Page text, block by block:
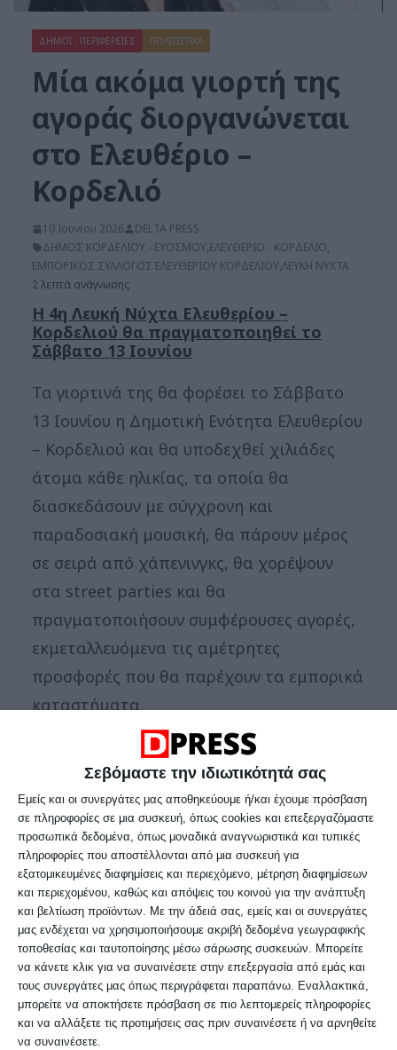
Σεβόμαστε την ιδιωτικότητά σας
Εμείς και οι συνεργάτες μας αποθηκεύουμε ή/και έχουμε πρόσβαση
σε πληροφορίες σε μια συσκευή, όπως cookies και επεξεργαζόμαστε
προσωπικά δεδομένα, όπως μοναδικά αναγνωριστικά και τυπικές
πληροφορίες που αποστέλλονται από μια συσκευή για
εξατομικευμένες διαφημίσεις και περιεχόμενο, μέτρηση διαφημίσεων
και περιεχομένου, καθώς και απόψεις του κοινού για την ανάπτυξη
και βελτίωση προϊόντων. Με την άδειά σας, εμείς και οι συνεργάτες
μας ενδέχεται να χρησιμοποιήσουμε ακριβή δεδομένα γεωγραφικής
τοποθεσίας και ταυτοποίησης μέσω σάρωσης συσκευών. Μπορείτε
να κάνετε κλικ για να συναινέσετε στην επεξεργασία από εμάς και
τους συνεργάτες μας όπως περιγράφεται παραπάνω. Εναλλακτικά,
μπορείτε να αποκτήσετε πρόσβαση σε πιο λεπτομερείς πληροφορίες
και να αλλάξετε τις προτιμήσεις σας πριν συναινέσετε ή να αρνηθείτε
να συναινέσετε.
ΔΗΜΟΙ - ΠΕΡΙΦΕΡΕΙΕΣ ΠΟΛΙΤΙΣΤΙΚΑ
Μία ακόμα γιορτή της
αγοράς διοργανώνεται
στο Ελευθέριο –
Κορδελιό
10 Ιουνίου 2026
DELTA PRESS
ΔΗΜΟΣ ΚΟΡΔΕΛΙΟΥ - ΕΥΟΣΜΟΥ,ΕΛΕΥΘΕΡΙΟ - ΚΟΡΔΕΛΙΟ,
ΕΜΠΟΡΙΚΟΣ ΣΥΛΛΟΓΟΣ ΕΛΕΥΘΕΡΙΟΥ ΚΟΡΔΕΛΙΟΥ,ΛΕΥΚΗ ΝΥΧΤΑ
2 λεπτά ανάγνωσης
Η 4η Λευκή Νύχτα Ελευθερίου –
Κορδελιού θα πραγματοποιηθεί το
Σάββατο 13 Ιουνίου
Τα γιορτινά της θα φορέσει το Σάββατο
13 Ιουνίου η Δημοτική Ενότητα Ελευθερίου
– Κορδελιού και θα υποδεχθεί χιλιάδες
άτομα κάθε ηλικίας, τα οποία θα
διασκεδάσουν με σύγχρονη και
παραδοσιακή μουσική, θα πάρουν μέρος
σε σειρά από χάπενινγκς, θα χορέψουν
στα street parties και θα
πραγματοποιήσουν συμφέρουσες αγορές,
εκμεταλλευόμενα τις αμέτρητες
προσφορές που θα παρέχουν τα εμπορικά
καταστήματα.
Η γιορτή της αγοράς, η Λευκή Νύχτα, η
οποία πραγματοποιείται για 4η συνεχή
χρονιά στο Ελευθέριο – Κορδελιό, πλέον
αποτελεί έναν πολύ επιτυχημένο θεσμό,
με τεράστιο αριθμό επισκεπτών κάθε
χρόνο και στις δύο δημοτικές ενότητες
Κορδελιού – Ευόσμου.
Η 4η Λευκή Νύχτα Ελευθερίου – Κορδελιού
αποτελεί προϊόν συνεργασίας του Δήμου
Κορδελιού – Ευόσμου και του Εμπορικού